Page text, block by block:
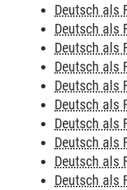
Deutsch als
Deutsch als
Deutsch als
Deutsch als
Deutsch als
Deutsch als
Deutsch als
Deutsch als
Deutsch als
Deutsch als